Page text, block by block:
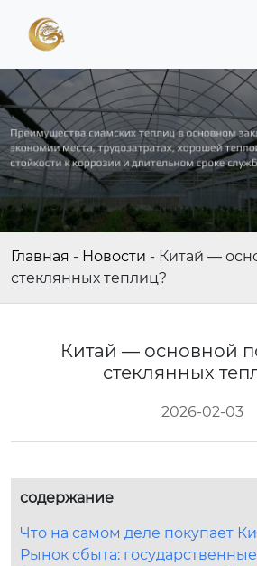
Главная - Новости - Китай —
стеклянных теплиц?
Китай — основной
стеклянных
2026-02-03
содержание
Что на самом деле покупает
Рынок сбыта: